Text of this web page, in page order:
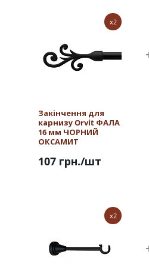
x2
Закінчення для
карнизу Orvit ФАЛА
16 мм ЧОРНИЙ
ОКСАМИТ
107 грн./шт
x2